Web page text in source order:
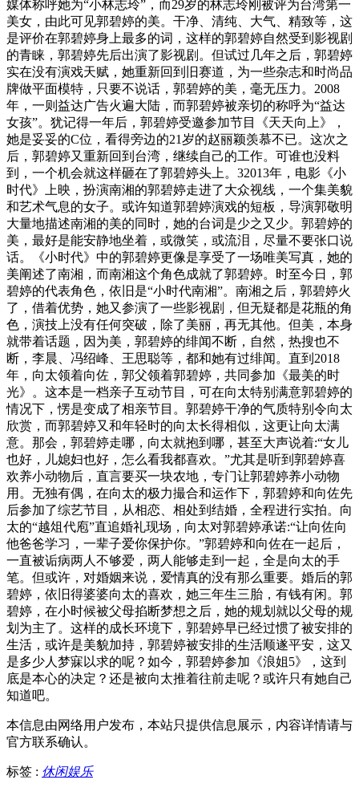
媒体称呼她为“小林志玲”，而29岁的林志玲刚被评为台湾第一
美女，由此可见郭碧婷的美。干净、清纯、大气、精致等，这
是评价在郭碧婷身上最多的词，这样的郭碧婷自然受到影视剧
的青睐，郭碧婷先后出演了影视剧。但试过几年之后，郭碧婷
实在没有演戏天赋，她重新回到旧赛道，为一些杂志和时尚品
牌做平面模特，只要不说话，郭碧婷的美，毫无压力。2008
年，一则益达广告火遍大陆，而郭碧婷被亲切的称呼为“益达
女孩”。犹记得一年后，郭碧婷受邀参加节目《天天向上》，
她是妥妥的C位，看得旁边的21岁的赵丽颖羡慕不已。这次之
后，郭碧婷又重新回到台湾，继续自己的工作。可谁也没料
到，一个机会就这样砸在了郭碧婷头上。32013年，电影《小
时代》上映，扮演南湘的郭碧婷走进了大众视线，一个集美貌
和艺术气息的女子。或许知道郭碧婷演戏的短板，导演郭敬明
大量地描述南湘的美的同时，她的台词是少之又少。郭碧婷的
美，最好是能安静地坐着，或微笑，或流泪，尽量不要张口说
话。《小时代》中的郭碧婷更像是享受了一场唯美写真，她的
美阐述了南湘，而南湘这个角色成就了郭碧婷。时至今日，郭
碧婷的代表角色，依旧是“小时代南湘”。南湘之后，郭碧婷火
了，借着优势，她又参演了一些影视剧，但无疑都是花瓶的角
色，演技上没有任何突破，除了美丽，再无其他。但美，本身
就带着话题，因为美，郭碧婷的绯闻不断，自然，热搜也不
断，李晨、冯绍峰、王思聪等，都和她有过绯闻。直到2018
年，向太领着向佐，郭父领着郭碧婷，共同参加《最美的时
光》。这本是一档亲子互动节目，可在向太特别满意郭碧婷的
情况下，愣是变成了相亲节目。郭碧婷干净的气质特别令向太
欣赏，而郭碧婷又和年轻时的向太长得相似，这更让向太满
意。那会，郭碧婷走哪，向太就抱到哪，甚至大声说着:“女儿
也好，儿媳妇也好，怎么看我都喜欢。”尤其是听到郭碧婷喜
欢养小动物后，直言要买一块农地，专门让郭碧婷养小动物
用。无独有偶，在向太的极力撮合和运作下，郭碧婷和向佐先
后参加了综艺节目，从相恋、相处到结婚，全程进行实拍。向
太的“越俎代庖”直追婚礼现场，向太对郭碧婷承诺:“让向佐向
他爸爸学习，一辈子爱你保护你。”郭碧婷和向佐在一起后，
一直被诟病两人不够爱，两人能够走到一起，全是向太的手
笔。但或许，对婚姻来说，爱情真的没有那么重要。婚后的郭
碧婷，依旧得婆婆向太的喜欢，她三年生三胎，有钱有闲。郭
碧婷，在小时候被父母掐断梦想之后，她的规划就以父母的规
划为主了。这样的成长环境下，郭碧婷早已经过惯了被安排的
生活，或许是美貌加持，郭碧婷被安排的生活顺遂平安，这又
是多少人梦寐以求的呢？如今，郭碧婷参加《浪姐5》，这到
底是本心的决定？还是被向太推着往前走呢？或许只有她自己
知道吧。
本信息由网络用户发布， 本站只提供信息展示，内容详情请与
官方联系确认。
标签 : 休闲娱乐